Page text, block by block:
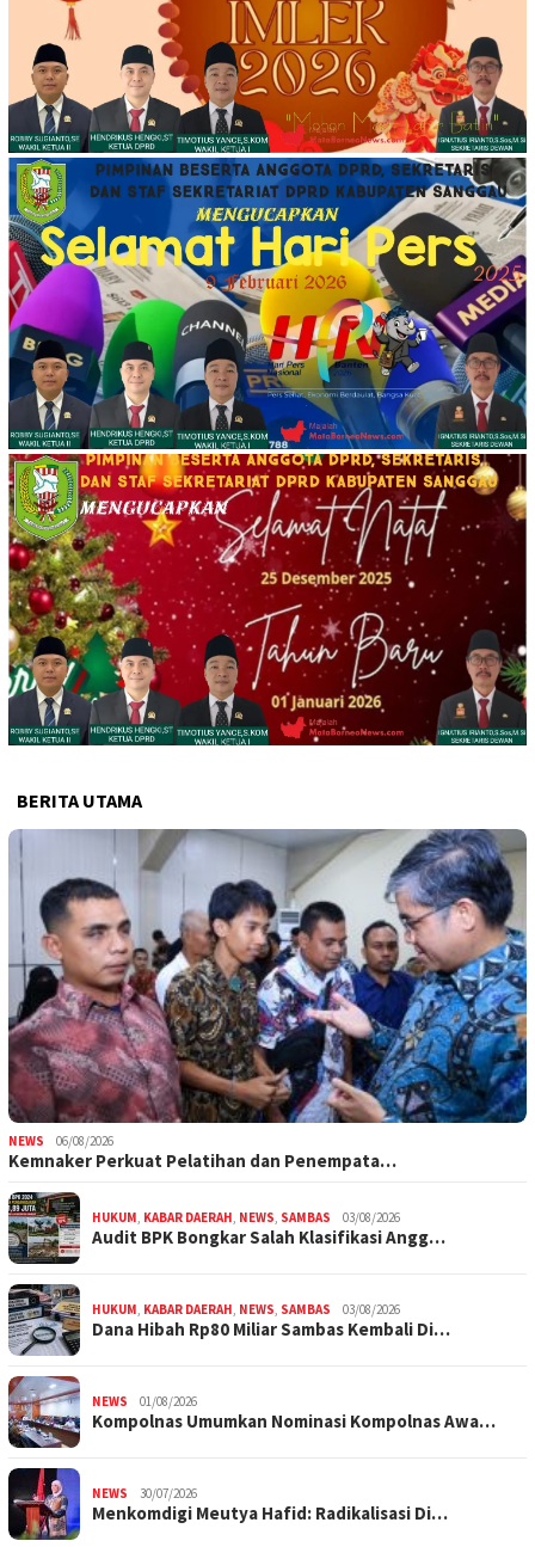
BERITA UTAMA
NEWS 06/08/2026
Kemnaker Perkuat Pelatihan dan Penempata…
HUKUM, KABAR DAERAH, NEWS, SAMBAS 03/08/2026
Audit BPK Bongkar Salah Klasifikasi Angg…
HUKUM, KABAR DAERAH, NEWS, SAMBAS 03/08/2026
Dana Hibah Rp80 Miliar Sambas Kembali Di…
NEWS 01/08/2026
Kompolnas Umumkan Nominasi Kompolnas Awa…
NEWS 30/07/2026
Menkomdigi Meutya Hafid: Radikalisasi Di…